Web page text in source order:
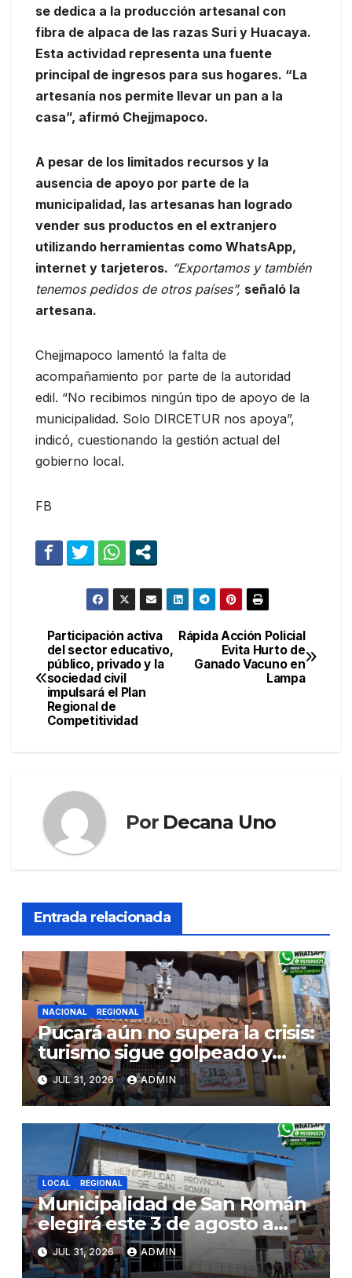
se dedica a la producción artesanal con
fibra de alpaca de las razas Suri y Huacaya.
Esta actividad representa una fuente
principal de ingresos para sus hogares. “La
artesanía nos permite llevar un pan a la
casa”, afirmó Chejjmapoco.
A pesar de los limitados recursos y la
ausencia de apoyo por parte de la
municipalidad, las artesanas han logrado
vender sus productos en el extranjero
utilizando herramientas como WhatsApp,
internet y tarjeteros. “Exportamos y también
tenemos pedidos de otros países”, señaló la
artesana.
Chejjmapoco lamentó la falta de
acompañamiento por parte de la autoridad
edil. “No recibimos ningún tipo de apoyo de la
municipalidad. Solo DIRCETUR nos apoya”,
indicó, cuestionando la gestión actual del
gobierno local.
FB
Navegación
de
entradas
Rápida Acción Policial
Evita Hurto de
Ganado Vacuno en
Lampa
Participación activa
del sector educativo,
público, privado y la
sociedad civil
impulsará el Plan
Regional de
Competitividad
Por Decana Uno
Entrada relacionada
NACIONAL REGIONAL
Pucará aún no supera la crisis:
turismo sigue golpeado y
alcaldesa exige al nuevo
Gobierno fondos para obras
paralizadas
JUL 31, 2026 ADMIN
LOCAL REGIONAL
Municipalidad de San Román
elegirá este 3 de agosto a
representantes del Comité
de Seguridad y Salud en el
JUL 31, 2026 ADMIN